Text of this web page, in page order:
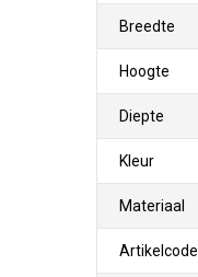
Breedte
Hoogte
Diepte
Kleur
Materiaal
Artikelcode